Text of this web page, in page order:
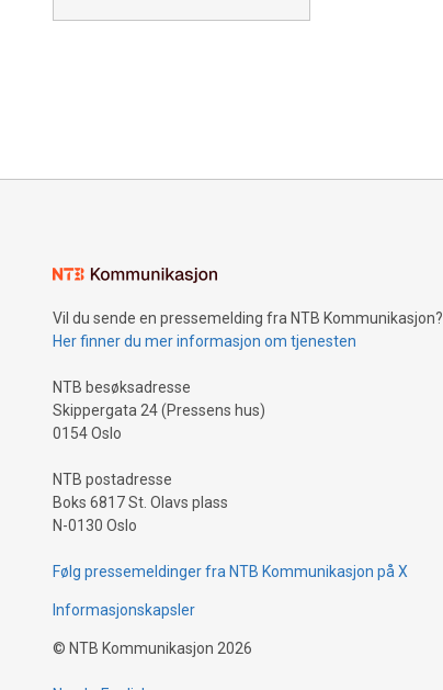
Vil du sende en pressemelding fra NTB Kommunikasjon?
Her finner du mer informasjon om tjenesten
NTB besøksadresse
Skippergata 24 (Pressens hus)
0154 Oslo
NTB postadresse
Boks 6817 St. Olavs plass
N-0130 Oslo
Følg pressemeldinger fra NTB Kommunikasjon på X
Informasjonskapsler
© NTB Kommunikasjon 2026